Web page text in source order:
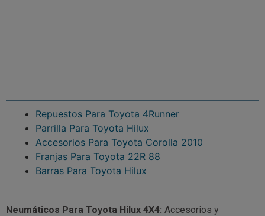
Repuestos Para Toyota 4Runner
Parrilla Para Toyota Hilux
Accesorios Para Toyota Corolla 2010
Franjas Para Toyota 22R 88
Barras Para Toyota Hilux
Neumáticos Para Toyota Hilux 4X4: Accesorios y